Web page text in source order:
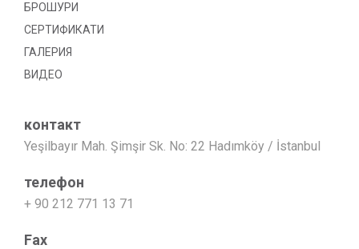
БРОШУРИ
СЕРТИФИКАТИ
ГАЛЕРИЯ
ВИДЕО
контакт
Yeşilbayır Mah. Şimşir Sk. No: 22 Hadımköy / İstanbul
телефон
+ 90 212 771 13 71
Fax